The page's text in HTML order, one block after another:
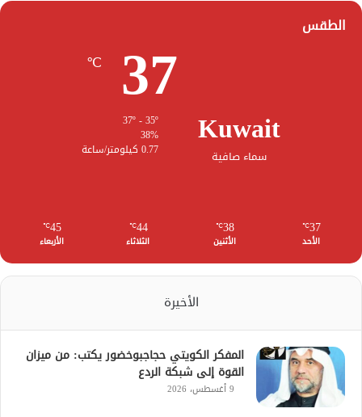
الطقس
Kuwait
سماء صافية
37
℃
38%
0.77 كيلومتر/ساعة
37
℃
الأحد
38
℃
الأثنين
44
℃
الثلاثاء
45
℃
الأربعاء
الأخيرة
المفكر الكويتي حجاجبوخضور يكتب: من ميزان
القوة إلى شبكة الردع
9 أغسطس، 2026